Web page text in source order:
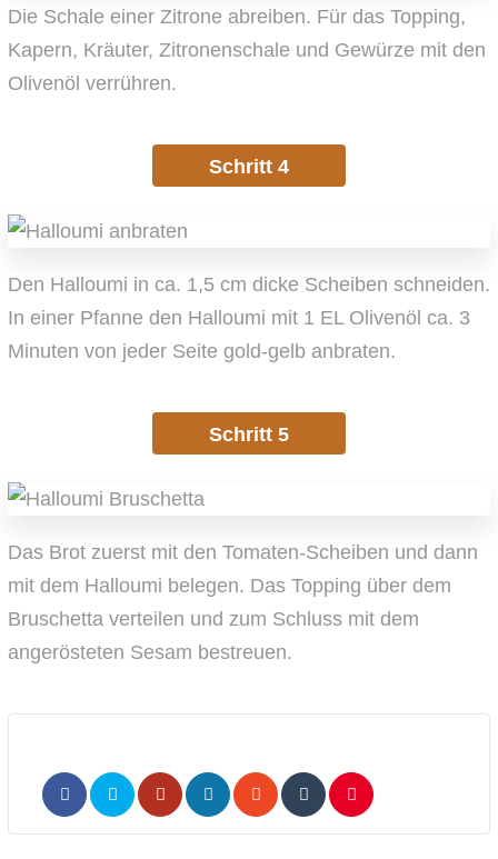
Die Schale einer Zitrone abreiben. Für das Topping,
Kapern, Kräuter, Zitronenschale und Gewürze mit den
Olivenöl verrühren.
Schritt 4
Den Halloumi in ca. 1,5 cm dicke Scheiben schneiden.
In einer Pfanne den Halloumi mit 1 EL Olivenöl ca. 3
Minuten von jeder Seite gold-gelb anbraten.
Schritt 5
Das Brot zuerst mit den Tomaten-Scheiben und dann
mit dem Halloumi belegen. Das Topping über dem
Bruschetta verteilen und zum Schluss mit dem
angerösteten Sesam bestreuen.
LinkedInWhatsappPinterestShare
Print